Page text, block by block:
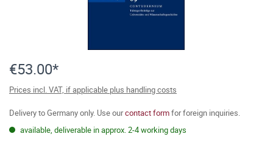
€53.00*
Prices incl. VAT, if applicable plus handling costs
Delivery to Germany only. Use ourcontact formfor foreign inquiries.
available, deliverable in approx. 2-4 working days